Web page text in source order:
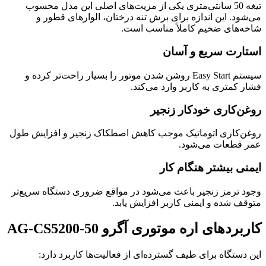
تیغه 50 سانتی‌متری یکی از مزیت‌های اصلی این مدل محسوب
می‌شود. این اندازه برای برش تنه درختان، الوارهای قطور و
شاخه‌های ضخیم کاملاً مناسب است.
استارت سریع و آسان
سیستم Easy Start روشن شدن موتور را بسیار راحت‌تر کرده و
فشار کمتری به کاربر وارد می‌کند.
روغن‌کاری خودکار زنجیر
روغن‌کاری اتوماتیک موجب کاهش اصطکاک زنجیر و افزایش طول
عمر قطعات می‌شود.
ایمنی بیشتر هنگام کار
وجود ترمز زنجیر باعث می‌شود در مواقع ضروری دستگاه سریع‌تر
متوقف شده و ایمنی کاربر افزایش یابد.
کاربردهای اره موتوری آگرو AG-CS5200-50
این دستگاه برای طیف گسترده‌ای از فعالیت‌ها کاربرد دارد: